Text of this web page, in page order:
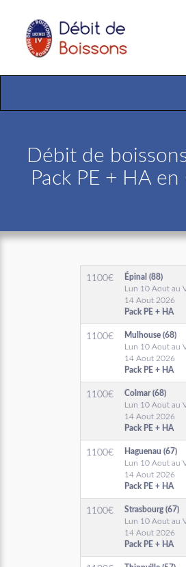
Débit de
Pack PE + HA
1100€
Épinal (88)
Lun 10 Aout au
14 Aout 2026
Pack PE + HA
1100€
Mulhouse (68)
Lun 10 Aout au
14 Aout 2026
Pack PE + HA
1100€
Colmar (68)
Lun 10 Aout au
14 Aout 2026
Pack PE + HA
1100€
Haguenau (67)
Lun 10 Aout au
14 Aout 2026
Pack PE + HA
1100€
Strasbourg (67)
Lun 10 Aout au
14 Aout 2026
Pack PE + HA